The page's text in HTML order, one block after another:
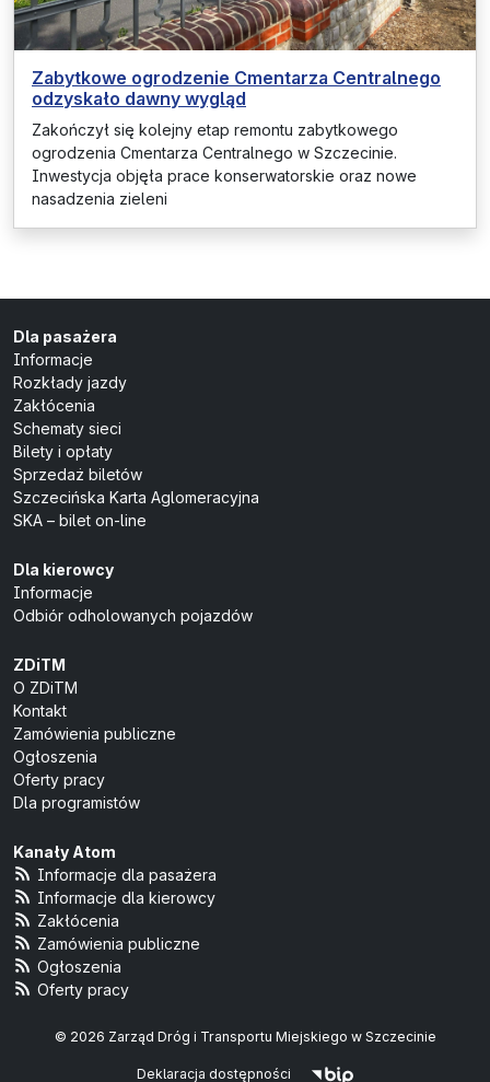
Zabytkowe ogrodzenie Cmentarza Centralnego
odzyskało dawny wygląd
Zakończył się kolejny etap remontu zabytkowego
ogrodzenia Cmentarza Centralnego w Szczecinie.
Inwestycja objęła prace konserwatorskie oraz nowe
nasadzenia zieleni
Dla pasażera
Informacje
Rozkłady jazdy
Zakłócenia
Schematy sieci
Bilety i opłaty
Sprzedaż biletów
Szczecińska Karta Aglomeracyjna
SKA – bilet on-line
Dla kierowcy
Informacje
Odbiór odholowanych pojazdów
ZDiTM
O ZDiTM
Kontakt
Zamówienia publiczne
Ogłoszenia
Oferty pracy
Dla programistów
Kanały Atom
Informacje dla pasażera
Informacje dla kierowcy
Zakłócenia
Zamówienia publiczne
Ogłoszenia
Oferty pracy
© 2026 Zarząd Dróg i Transportu Miejskiego w Szczecinie
Deklaracja dostępności